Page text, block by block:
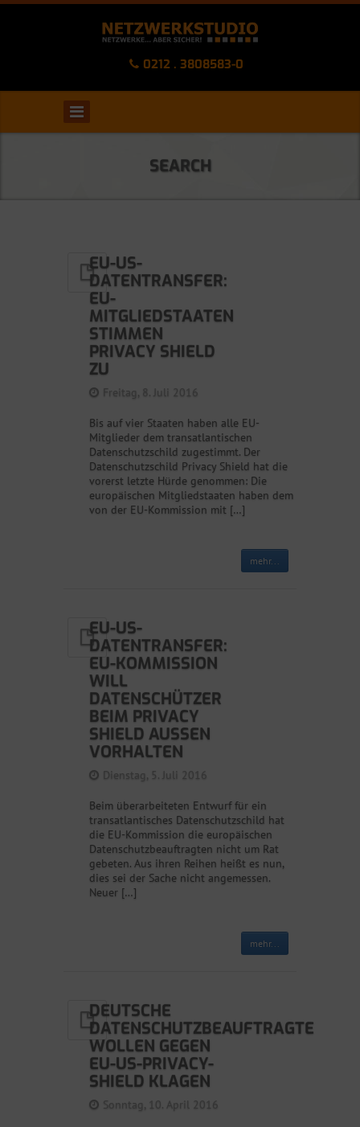
0212 . 3808583-0
SEARCH
EU-US-
DATENTRANSFER:
EU-
MITGLIEDSTAATEN
STIMMEN
PRIVACY SHIELD
ZU
Freitag, 8. Juli 2016
Bis auf vier Staaten haben alle EU-
Mitglieder dem transatlantischen
Datenschutzschild zugestimmt. Der
Datenschutzschild Privacy Shield hat die
vorerst letzte Hürde genommen: Die
europäischen Mitgliedstaaten haben dem
von der EU-Kommission mit […]
mehr...
EU-US-
DATENTRANSFER:
EU-KOMMISSION
WILL
DATENSCHÜTZER
BEIM PRIVACY
SHIELD AUSSEN V
ORHALTEN
Dienstag, 5. Juli 2016
Beim überarbeiteten Entwurf für ein
transatlantisches Datenschutzschild hat
die EU-Kommission die europäischen
Datenschutzbeauftragten nicht um Rat
gebeten. Aus ihren Reihen heißt es nun,
dies sei der Sache nicht angemessen.
Neuer […]
mehr...
DEUTSCHE
DATENSCHUTZBEAUFTRAGTE
WOLLEN GEGEN
EU-US-PRIVACY-
SHIELD KLAGEN
Sonntag, 10. April 2016